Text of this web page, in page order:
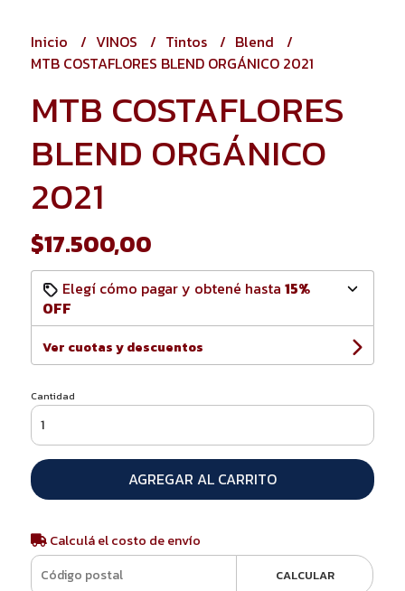
Inicio VINOS Tintos
Blend
MTB COSTAFLORES BLEND ORGÁNICO 2021
MTB COSTAFLORES
BLEND ORGÁNICO
2021
$17.500,00
Elegí cómo pagar y obtené hasta 15%
OFF
Ver cuotas y descuentos
Cantidad
AGREGAR AL CARRITO
Calculá el costo de envío
CALCULAR